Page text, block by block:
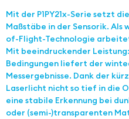
Mit der P1PY21x-Serie setzt
Maßstäbe in der Sensorik.
of-Flight-Technologie arbeitet
Mit beeindruckender
Bedingungen liefert der
Messergebnisse. Dank der
Laserlicht nicht so tief in die
eine stabile Erkennung bei
oder (semi-)transparenten